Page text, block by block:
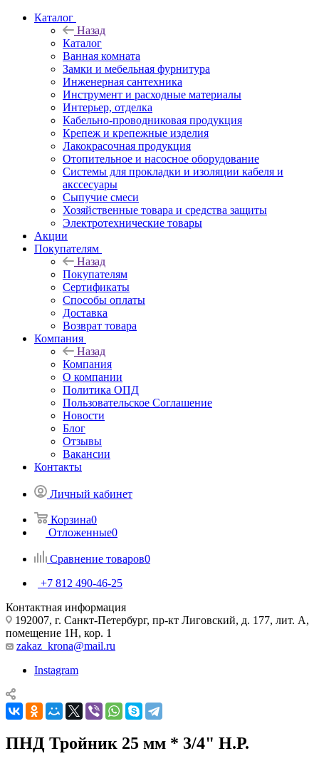
Каталог
Назад
Каталог
Ванная комната
Замки и мебельная фурнитура
Инженерная сантехника
Инструмент и расходные материалы
Интерьер, отделка
Кабельно-проводниковая продукция
Крепеж и крепежные изделия
Лакокрасочная продукция
Отопительное и насосное оборудование
Системы для прокладки и изоляции кабеля и
акссесуары
Сыпучие смеси
Хозяйственные товара и средства защиты
Электротехнические товары
Акции
Покупателям
Назад
Покупателям
Сертификаты
Способы оплаты
Доставка
Возврат товара
Компания
Назад
Компания
О компании
Политика ОПД
Пользовательское Соглашение
Новости
Блог
Отзывы
Вакансии
Контакты
Личный кабинет
Корзина0
Отложенные0
Сравнение товаров0
+7 812 490-46-25
Контактная информация
192007, г. Санкт-Петербург, пр-кт Лиговский, д. 177, лит. А,
помещение 1Н, кор. 1
zakaz_krona@mail.ru
Instagram
ПНД Тройник 25 мм * 3/4" Н.Р.